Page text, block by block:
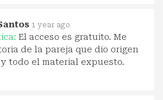
1 year ago
El acceso es gratuito. Me
de la pareja que dio origen
todo el material expuesto.